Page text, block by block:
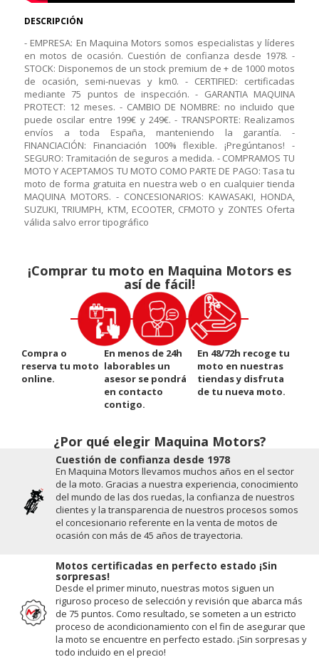
DESCRIPCIÓN
- EMPRESA: En Maquina Motors somos especialistas y líderes
en motos de ocasión. Cuestión de confianza desde 1978. -
STOCK: Disponemos de un stock premium de + de 1000 motos
de ocasión, semi-nuevas y km0. - CERTIFIED: certificadas
mediante 75 puntos de inspección. - GARANTIA MAQUINA
PROTECT: 12 meses. - CAMBIO DE NOMBRE: no incluido que
puede oscilar entre 199€ y 249€. - TRANSPORTE: Realizamos
envíos a toda España, manteniendo la garantía. -
FINANCIACIÓN: Financiación 100% flexible. ¡Pregúntanos! -
SEGURO: Tramitación de seguros a medida. - COMPRAMOS TU
MOTO Y ACEPTAMOS TU MOTO COMO PARTE DE PAGO: Tasa tu
moto de forma gratuita en nuestra web o en cualquier tienda
MAQUINA MOTORS. - CONCESIONARIOS: KAWASAKI, HONDA,
SUZUKI, TRIUMPH, KTM, ECOOTER, CFMOTO y ZONTES Oferta
válida salvo error tipográfico
¡Comprar tu moto en Maquina Motors es
así de fácil!
Compra o
reserva tu moto
online.
En menos de 24h
laborables un
asesor se pondrá
en contacto
contigo.
En 48/72h recoge tu
moto en nuestras
tiendas y disfruta
de tu nueva moto.
¿Por qué elegir Maquina Motors?
Cuestión de conﬁanza desde 1978
En Maquina Motors llevamos muchos años en el sector
de la moto. Gracias a nuestra experiencia, conocimiento
del mundo de las dos ruedas, la conﬁanza de nuestros
clientes y la transparencia de nuestros procesos somos
el concesionario referente en la venta de motos de
ocasión con más de 45 años de trayectoria.
Motos certificadas en perfecto estado ¡Sin
sorpresas!
Desde el primer minuto, nuestras motos siguen un
riguroso proceso de selección y revisión que abarca más
de 75 puntos. Como resultado, se someten a un estricto
proceso de acondicionamiento con el fin de asegurar que
la moto se encuentre en perfecto estado. ¡Sin sorpresas y
todo incluido en el precio!